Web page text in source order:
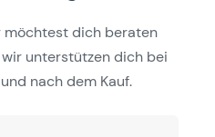
möchtest dich beraten
wir unterstützen dich bei
nach dem Kauf.